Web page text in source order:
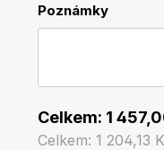
Poznámky
Celkem: 1
Celkem: 1 204,13